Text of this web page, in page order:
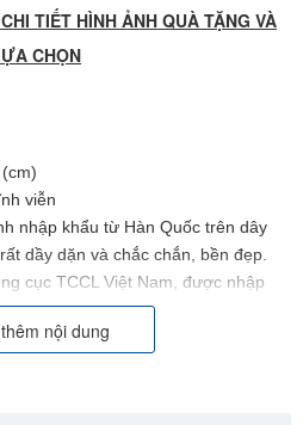
TIẾT HÌNH ẢNH QUÀ TẶNG VÀ
CHỌN
(cm)
viễn
nhập khẩu từ Hàn Quốc trên dây
dầy dặn và chắc chắn, bền đẹp.
cục TCCL Việt Nam, được nhập
Việt Nam. Website:
nội dung